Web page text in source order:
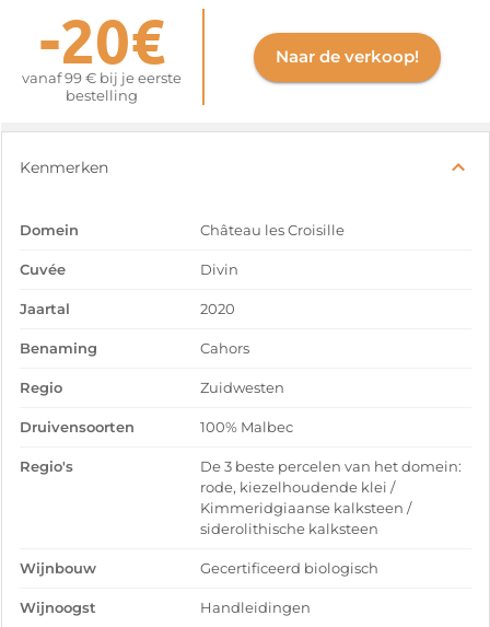
-20€
vanaf 99 € bij je eerste
bestelling
Naar de verkoop!
Kenmerken
Domein Château les Croisille
Cuvée Divin
Jaartal 2020
Benaming Cahors
Regio Zuidwesten
Druivensoorten 100% Malbec
Regio's
De 3 beste percelen van het domein:
rode, kiezelhoudende klei /
Kimmeridgiaanse kalksteen /
siderolithische kalksteen
Wijnbouw Gecertificeerd biologisch
Wijnoogst Handleidingen